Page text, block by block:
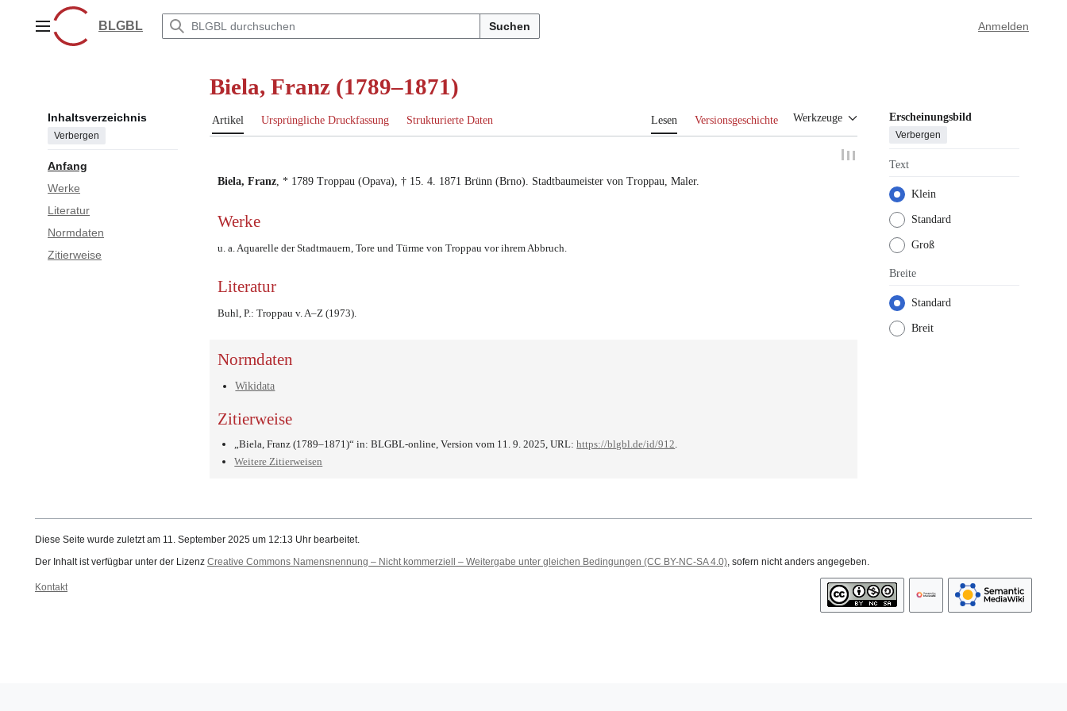
springenHauptmenüBLGBL Suchen Anmelden
Inhaltsverzeichnis
Verbergen
Anfang
Werke
Literatur
Normdaten
Zitierweise
Biela, Franz (1789–1871)
Artikel Ursprüngliche Druckfassung Strukturierte Daten Lesen Versionsgeschichte Werkzeuge Erscheinungsbild
Verbergen
Text
Klein
Standard
Groß
Breite
Standard
Breit
Biela, Franz, * 1789 Troppau (Opava), † 15. 4. 1871 Brünn (Brno). Stadtbaumeister von Troppau, Maler.
Werke
u. a. Aquarelle der Stadtmauern, Tore und Türme von Troppau vor ihrem Abbruch.
Literatur
Buhl, P.: Troppau v. A–Z (1973).
Normdaten
Wikidata
Zitierweise
„Biela, Franz (1789–1871)“ in: BLGBL-online, Version vom 11. 9. 2025, URL:https://blgbl.de/id/912.
Weitere Zitierweisen
Diese Seite wurde zuletzt am 11. September 2025 um 12:13 Uhr bearbeitet.
Der Inhalt ist verfügbar unter der Lizenz Creative Commons Namensnennung – Nicht kommerziell – Weitergabe unter gleichen Bedingungen (CC BY-NC-SA 4.0), sofern nicht anders angegeben.
Kontakt